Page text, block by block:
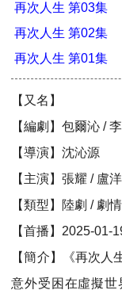
再次人生 第03集
再次人生 第02集
再次人生 第01集
【又名】
【編劇】包爾沁 /
【導演】沈沁源
【主演】張耀 / 盧
【類型】陸劇 / 劇情
【首播】2025-01-
【簡介】《再次
意外受困在虛擬